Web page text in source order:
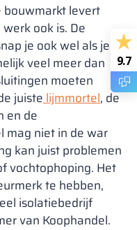
bouwmarkt levert
ook is. De
je ook wel als je
veel meer dan
moeten
juiste lijmmortel, de
en de
mag niet in de war
kan juist problemen
vochtophoping. Het
te hebben,
isolatiebedrijf
van Koophandel.
9.7